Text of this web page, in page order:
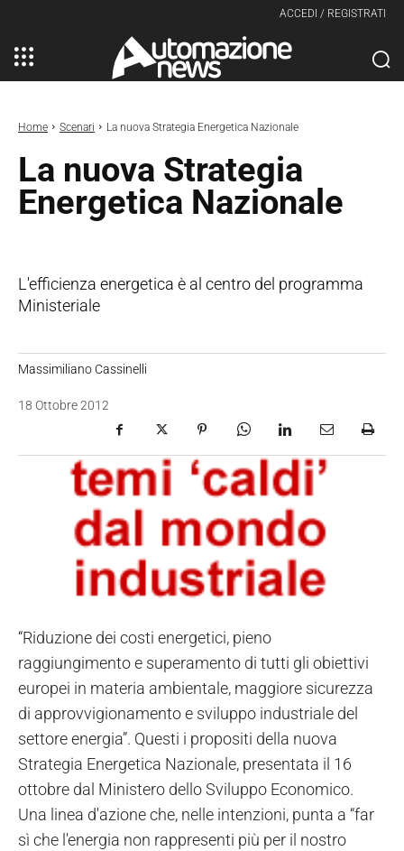
ACCEDI / REGISTRATI
Home Scenari La nuova Strategia Energetica Nazionale
La nuova Strategia
Energetica Nazionale
L'efficienza energetica è al centro del programma
Ministeriale
Massimiliano Cassinelli
18 Ottobre 2012
“Riduzione dei costi energetici, pieno
raggiungimento e superamento di tutti gli obiettivi
europei in materia ambientale, maggiore sicurezza
di approvvigionamento e sviluppo industriale del
settore energia”. Questi i propositi della nuova
Strategia Energetica Nazionale, presentata il 16
ottobre dal Ministero dello Sviluppo Economico.
Una linea d'azione che, nelle intenzioni, punta a “far
sì che l'energia non rappresenti più per il nostro